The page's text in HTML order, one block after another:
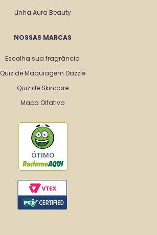
Linha Aura Beauty
NOSSAS MARCAS
Escolha sua fragrância
Quiz de Maquiagem Dazzle
Quiz de Skincare
Mapa Olfativo
ÓTIMO